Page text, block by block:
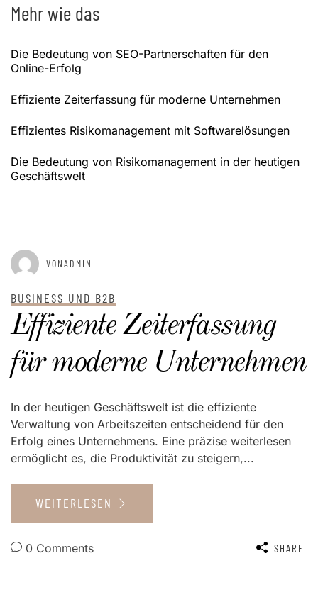
Mehr wie das
Die Bedeutung von SEO-Partnerschaften für den
Online-Erfolg
Effiziente Zeiterfassung für moderne Unternehmen
Effizientes Risikomanagement mit Softwarelösungen
Die Bedeutung von Risikomanagement in der heutigen
Geschäftswelt
GEPOSTET AM
VONADMIN
BUSINESS UND B2B
Effiziente Zeiterfassung
für moderne Unternehmen
In der heutigen Geschäftswelt ist die effiziente
Verwaltung von Arbeitszeiten entscheidend für den
Erfolg eines Unternehmens. Eine präzise weiterlesen
ermöglicht es, die Produktivität zu steigern,...
WEITERLESEN
0 Comments SHARE